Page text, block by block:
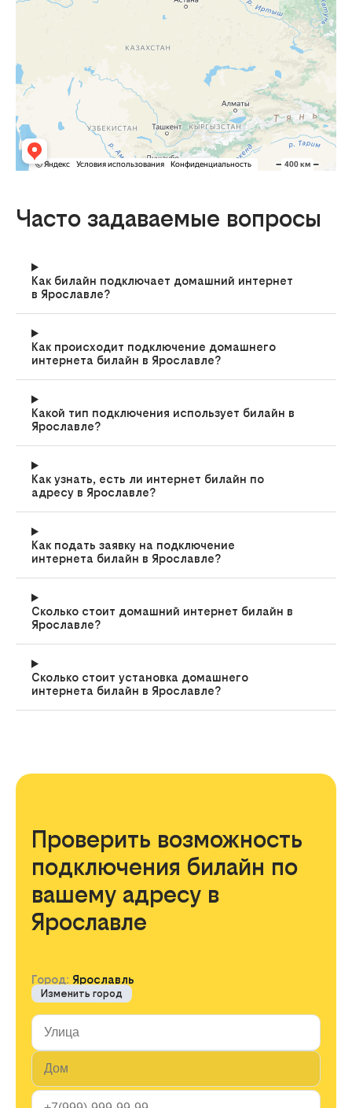
Часто задаваемые вопросы
Как билайн подключает домашний интернет
в Ярославле?
Как происходит подключение домашнего
интернета билайн в Ярославле?
Какой тип подключения использует билайн в
Ярославле?
Как узнать, есть ли интернет билайн по
адресу в Ярославле?
Как подать заявку на подключение
интернета билайн в Ярославле?
Сколько стоит домашний интернет билайн в
Ярославле?
Сколько стоит установка домашнего
интернета билайн в Ярославле?
Проверить возможность
подключения билайн по
вашему адресу в
Ярославле
Город: Ярославль
Изменить город